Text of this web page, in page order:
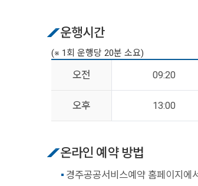
운행시간
(※ 1회 운행당 20분 소요)
오전 09:20
오후 13:00
온라인 예약 방법
경주공공서비스예약 홈페이지에